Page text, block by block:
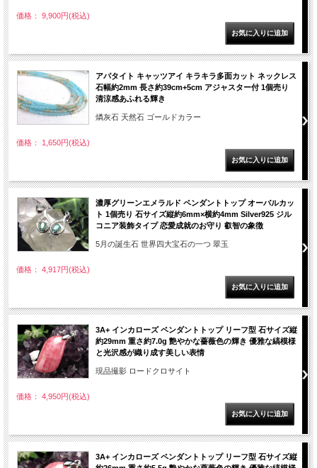
価格： 9,900円(税込)
アパタイト キャッツアイ キラキラ多面カット ネックレス
石幅約2mm 長さ約39cm+5cm アジャスター付 1個売り
清涼感あふれる輝き
燐灰石 天然石 ゴールドカラー
価格： 1,650円(税込)
濃厚グリーンエメラルド ペンダントトップ オーバルカッ
ト 1個売り 石サイズ縦約6mm×横約4mm Silver925 ジル
コニア装飾タイプ 恋愛成就のお守り 叡智の象徴
5月の誕生石 世界四大宝石の一つ 翠玉
価格： 4,917円(税込)
3A+ インカローズ ペンダントトップ リーフ型 石サイズ縦
約29mm 重さ約7.0g 艶やかな薔薇色の輝き 優雅な縞模様
と光沢感が織り成す美しい表情
現品撮影 ロードクロサイト
価格： 4,950円(税込)
3A+ インカローズ ペンダントトップ リーフ型 石サイズ縦